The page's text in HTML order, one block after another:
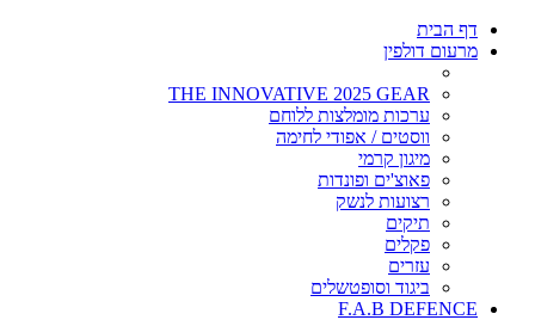
דף הבית
מרעום דולפין
THE INNOVATIVE 2025 GEAR
ערכות מומלצות ללוחם
ווסטים / אפודי לחימה
מיגון קרמי
פאוצ'ים ופונדות
רצועות לנשק
תיקים
פקלים
עזרים
ביגוד וסופטשלים
F.A.B DEFENCE